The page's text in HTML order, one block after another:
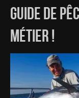
GUIDE DE
MÉTIER !